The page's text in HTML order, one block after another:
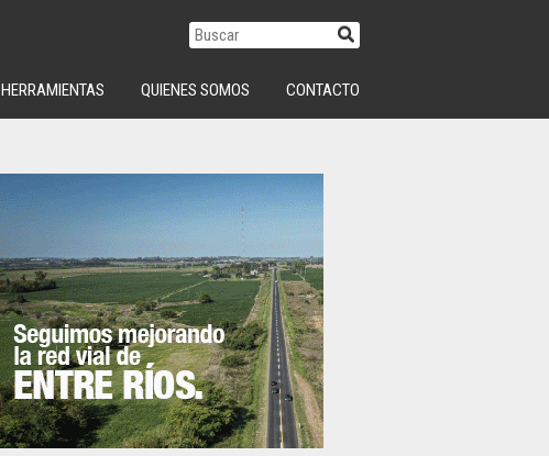
HERRAMIENTAS QUIENES SOMOS CONTACTO